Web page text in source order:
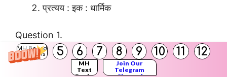
MH Board
Solutions
5 6 7 8 9 10 11 12
MH
Text
Join Our
Telegram
प्रत्यय : इक : धार्मिक
Question 1.
अपने राष्ट्र की आत्मा की रक्षा के लिए सभी को कठोर प्रयास
करना चाहिए।’ कथन के संदर्भ में अपने विचार लिखिए।